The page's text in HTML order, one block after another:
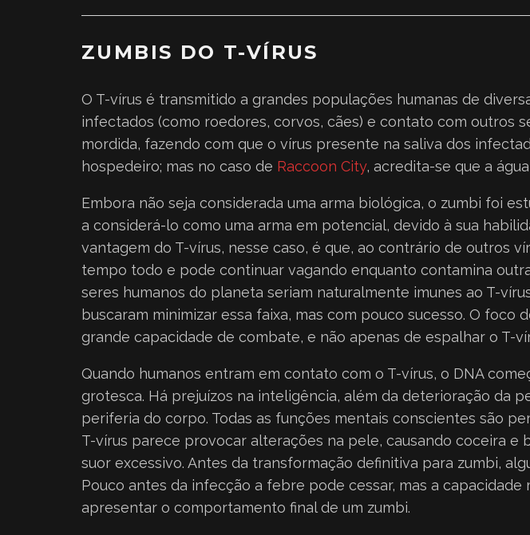
ZUMBIS DO T-VÍRUS
O T-vírus é transmitido a grandes populações humanas de
infectados (como roedores, corvos, cães) e contato com outros
mordida, fazendo com que o vírus presente na saliva dos
hospedeiro; mas no caso de Raccoon City, acredita-se que a
Embora não seja considerada uma arma biológica, o zumbi foi
a considerá-lo como uma arma em potencial, devido à sua
vantagem do T-vírus, nesse caso, é que, ao contrário de outros
tempo todo e pode continuar vagando enquanto contamina
seres humanos do planeta seriam naturalmente imunes ao T-
buscaram minimizar essa faixa, mas com pouco sucesso. O
grande capacidade de combate, e não apenas de espalhar o T-
Quando humanos entram em contato com o T-vírus, o DNA
grotesca. Há prejuízos na inteligência, além da deterioração da
periferia do corpo. Todas as funções mentais conscientes são
T-vírus parece provocar alterações na pele, causando coceira
suor excessivo. Antes da transformação definitiva para zumbi,
Pouco antes da infecção a febre pode cessar, mas a
apresentar o comportamento final de um zumbi.